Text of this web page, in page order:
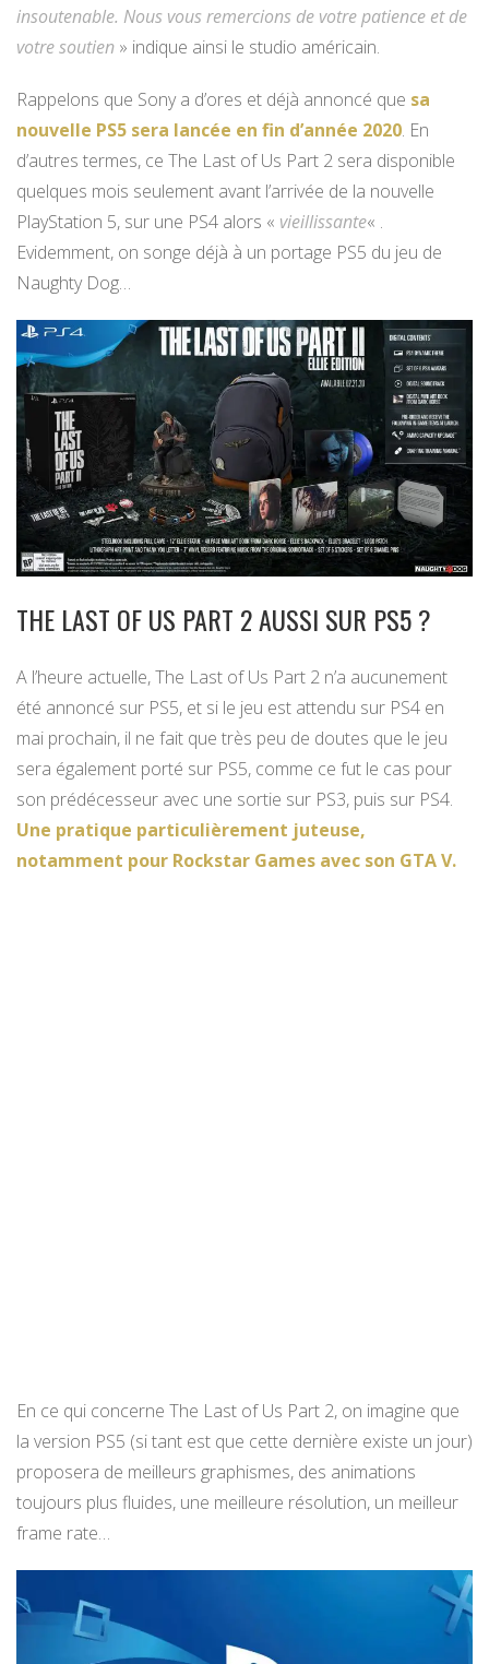
insoutenable. Nous vous remercions de votre patience et de
votre soutien » indique ainsi le studio américain.
Rappelons que Sony a d’ores et déjà annoncé que sa
nouvelle PS5 sera lancée en fin d’année 2020. En
d’autres termes, ce The Last of Us Part 2 sera disponible
quelques mois seulement avant l’arrivée de la nouvelle
PlayStation 5, sur une PS4 alors « vieillissante« .
Evidemment, on songe déjà à un portage PS5 du jeu de
Naughty Dog…
THE LAST OF US PART 2 AUSSI SUR PS5 ?
A l’heure actuelle, The Last of Us Part 2 n’a aucunement
été annoncé sur PS5, et si le jeu est attendu sur PS4 en
mai prochain, il ne fait que très peu de doutes que le jeu
sera également porté sur PS5, comme ce fut le cas pour
son prédécesseur avec une sortie sur PS3, puis sur PS4.
Une pratique particulièrement juteuse,
notamment pour Rockstar Games avec son GTA V.
En ce qui concerne The Last of Us Part 2, on imagine que
la version PS5 (si tant est que cette dernière existe un jour)
proposera de meilleurs graphismes, des animations
toujours plus fluides, une meilleure résolution, un meilleur
frame rate…